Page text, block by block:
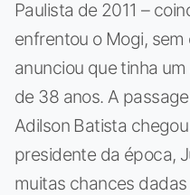
Paulista de 2011 –
enfrentou o Mogi, sem
anunciou que tinha
de 38 anos. A
Adilson Batista
presidente da época,
muitas chances dadas